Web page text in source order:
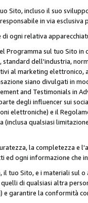
Sito, incluso il suo
in via esclusiva
ogni relativa
Programma sul tuo Sito in
standard dell'industria,
al marketing
siano divulgati in
and Testimonials in
degli influencer sui
elettroniche) e il
(inclusa qualsiasi
la completezza
ogni informazione che
tuo Sito, e i materiali sul
di qualsiasi altra
garantire la conformità